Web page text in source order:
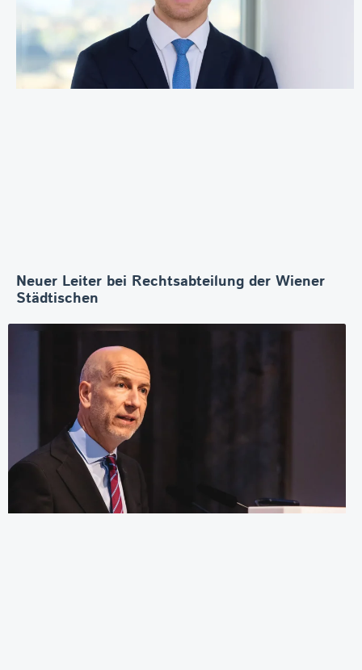
Neuer Leiter bei Rechtsabteilung der Wiener
Städtischen